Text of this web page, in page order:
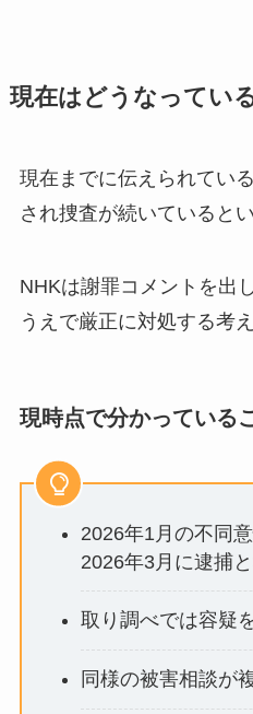
現在はどうなってい
現在までに伝えられてい
され捜査が続いていると
NHKは謝罪コメントを出
うえで厳正に対処する考
現時点で分かっている
2026年1月の不同
2026年3月に逮捕
取り調べでは容疑
同様の被害相談が